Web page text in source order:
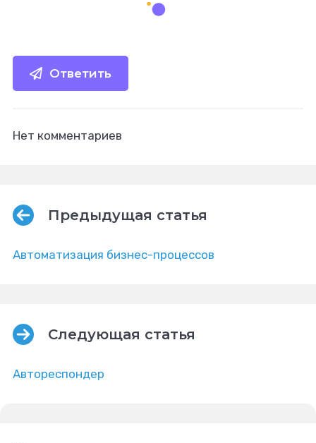
Ответить
Нет комментариев
Предыдущая статья
Автоматизация бизнес-процессов
Следующая статья
Автореспондер